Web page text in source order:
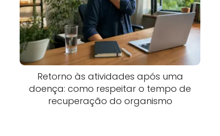
Retorno às atividades após uma
doença: como respeitar o tempo de
recuperação do organismo